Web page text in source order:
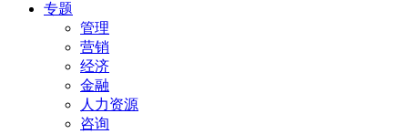
专题
管理
营销
经济
金融
人力资源
咨询